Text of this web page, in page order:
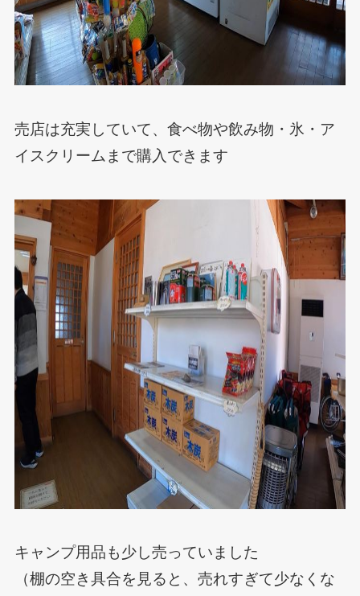
売店は充実していて、食べ物や飲み物・氷・ア
イスクリームまで購入できます
キャンプ用品も少し売っていました
（棚の空き具合を見ると、売れすぎて少なくな